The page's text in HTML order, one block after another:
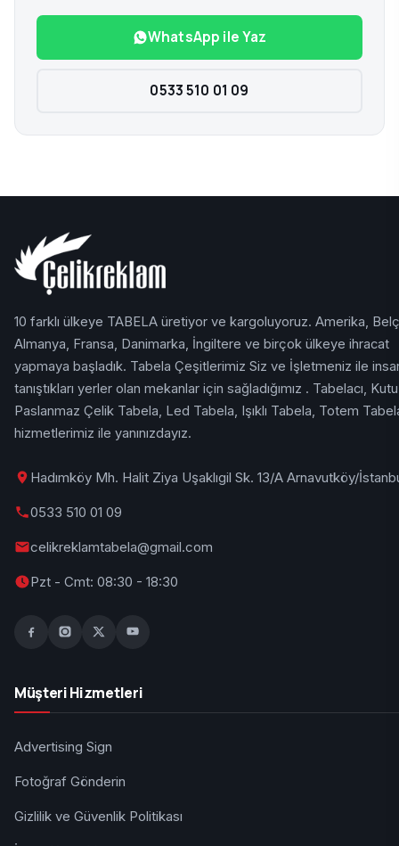
WhatsApp ile Yaz
0533 510 01 09
10 farklı ülkeye TABELA üretiyor ve kargoluyoruz. Amerika,
Almanya, Fransa, Danimarka, İngiltere ve birçok ülkeye ihracat
yapmaya başladık. Tabela Çeşitlerimiz Siz ve İşletmeniz ile
tanıştıkları yerler olan mekanlar için sağladığımız . Tabelacı,
Paslanmaz Çelik Tabela, Led Tabela, Işıklı Tabela, Totem
hizmetlerimiz ile yanınızdayız.
Hadımköy Mh. Halit Ziya Uşaklıgil Sk. 13/A Arnavutköy/
0533 510 01 09
celikreklamtabela@gmail.com
Pzt - Cmt: 08:30 - 18:30
Müşteri Hizmetleri
Advertising Sign
Fotoğraf Gönderin
Gizlilik ve Güvenlik Politikası